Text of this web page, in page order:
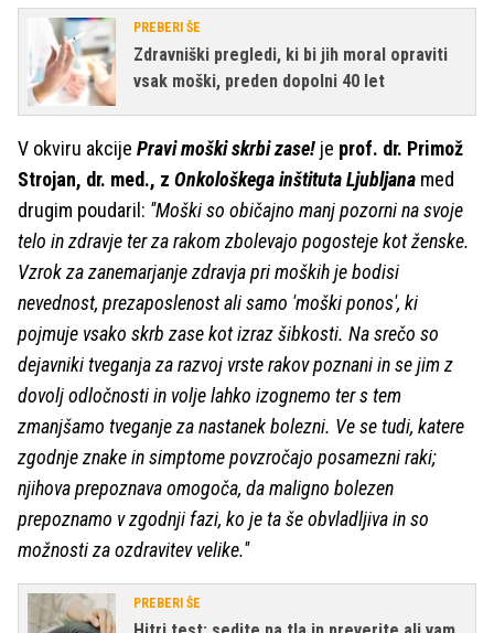
PREBERI ŠE
Zdravniški pregledi, ki bi jih moral opraviti
vsak moški, preden dopolni 40 let
V okviru akcije Pravi moški skrbi zase! je prof. dr. Primož
Strojan, dr. med., z Onkološkega inštituta Ljubljana med
drugim poudaril: ''Moški so običajno manj pozorni na svoje
telo in zdravje ter za rakom zbolevajo pogosteje kot ženske.
Vzrok za zanemarjanje zdravja pri moških je bodisi
nevednost, prezaposlenost ali samo 'moški ponos', ki
pojmuje vsako skrb zase kot izraz šibkosti. Na srečo so
dejavniki tveganja za razvoj vrste rakov poznani in se jim z
dovolj odločnosti in volje lahko izognemo ter s tem
zmanjšamo tveganje za nastanek bolezni. Ve se tudi, katere
zgodnje znake in simptome povzročajo posamezni raki;
njihova prepoznava omogoča, da maligno bolezen
prepoznamo v zgodnji fazi, ko je ta še obvladljiva in so
možnosti za ozdravitev velike.''
PREBERI ŠE